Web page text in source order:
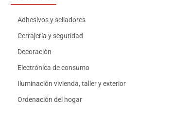
Adhesivos y selladores
Cerrajería y seguridad
Decoración
Electrónica de consumo
Iluminación vivienda, taller y exterior
Ordenación del hogar